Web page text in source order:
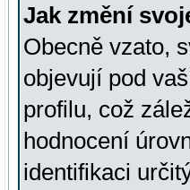
Jak změní
Obecně vzato,
objevují pod
profilu, což
hodnocení
identifikaci